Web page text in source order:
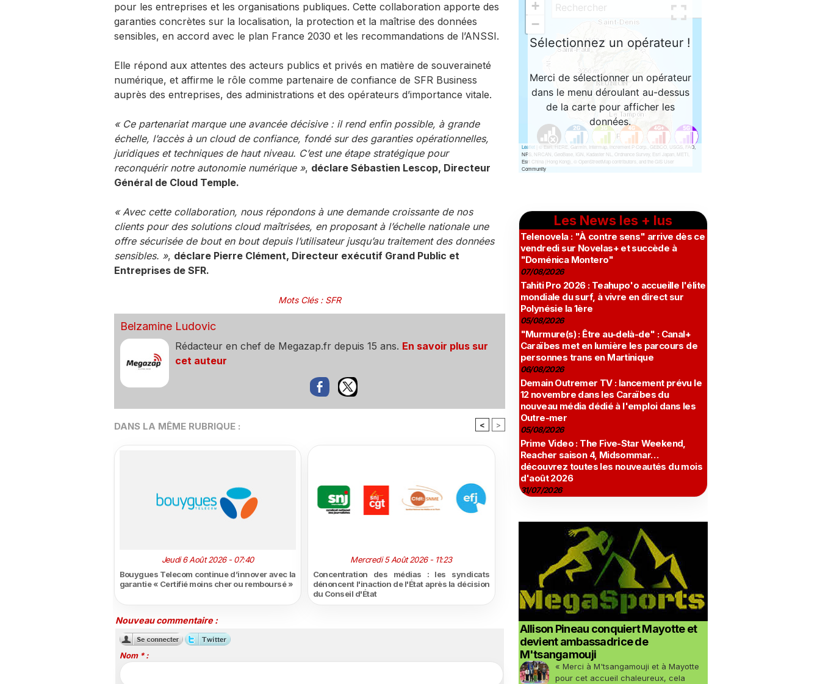
pour les entreprises et les organisations publiques. Cette collaboration apporte des
garanties concrètes sur la localisation, la protection et la maîtrise des données
sensibles, en accord avec le plan France 2030 et les recommandations de l’ANSSI.
Elle répond aux attentes des acteurs publics et privés en matière de souveraineté
numérique, et affirme le rôle comme partenaire de confiance de SFR Business
auprès des entreprises, des administrations et des opérateurs d’importance vitale.
« Ce partenariat marque une avancée décisive : il rend enfin possible, à grande
échelle, l’accès à un cloud de confiance, fondé sur des garanties opérationnelles,
juridiques et techniques de haut niveau. C’est une étape stratégique pour
reconquérir notre autonomie numérique », déclare Sébastien Lescop, Directeur
Général de Cloud Temple.
« Avec cette collaboration, nous répondons à une demande croissante de nos
clients pour des solutions cloud maîtrisées, en proposant à l’échelle nationale une
offre sécurisée de bout en bout depuis l’utilisateur jusqu’au traitement des données
sensibles. », déclare Pierre Clément, Directeur exécutif Grand Public et
Entreprises de SFR.
Mots Clés: SFR
Belzamine Ludovic
Rédacteur en chef de Megazap.fr depuis 15 ans. En savoir plus sur
cet auteur
DANS LA MÊME RUBRIQUE : < >
Jeudi 6 Août 2026 - 07:40
Bouygues Telecom continue d’innover avec la
garantie « Certifié moins cher ou remboursé »
Mercredi 5 Août 2026 - 11:23
Concentration des médias : les syndicats
dénoncent l'inaction de l'État après la décision
du Conseil d'État
Nouveau commentaire :
Nom * :
Les News les + lus
Telenovela : "À contre sens" arrive dès ce
vendredi sur Novelas+ et succède à
"Doménica Montero"
07/08/2026
Tahiti Pro 2026 : Teahupo'o accueille l'élite
mondiale du surf, à vivre en direct sur
Polynésie la 1ère
05/08/2026
"Murmure(s) : Être au-delà-de" : Canal+
Caraïbes met en lumière les parcours de
personnes trans en Martinique
06/08/2026
Demain Outremer TV : lancement prévu le
12 novembre dans les Caraïbes du
nouveau média dédié à l'emploi dans les
Outre-mer
05/08/2026
Prime Video : The Five-Star Weekend,
Reacher saison 4, Midsommar…
découvrez toutes les nouveautés du mois
d'août 2026
31/07/2026
Allison Pineau conquiert Mayotte et
devient ambassadrice de
M'tsangamouji
« Merci à M'tsangamouji et à Mayotte
pour cet accueil chaleureux, cela